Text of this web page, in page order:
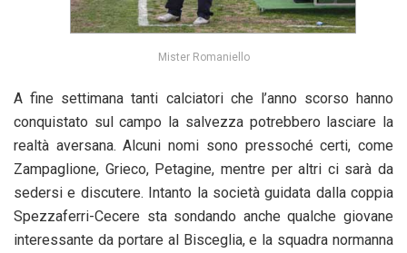
Mister Romaniello
A fine settimana tanti calciatori che l’anno scorso hanno
conquistato sul campo la salvezza potrebbero lasciare la
realtà aversana. Alcuni nomi sono pressoché certi, come
Zampaglione, Grieco, Petagine, mentre per altri ci sarà da
sedersi e discutere. Intanto la società guidata dalla coppia
Spezzaferri-Cecere sta sondando anche qualche giovane
interessante da portare al Bisceglia, e la squadra normanna